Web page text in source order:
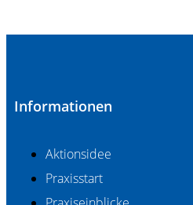
Informationen
Aktionsidee
Praxisstart